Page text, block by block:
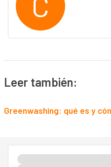
Leer también:
Greenwashing: qué es y